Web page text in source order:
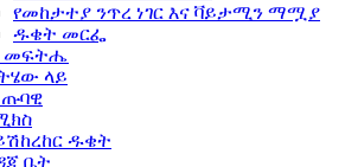
የመከታተያ ንጥረ ነገር እና ቫይታሚን ማሟያ
ዱቄት መርፌ
መፍትሔ
ላይ
ጡባዊ
ዱቄት
ቤት